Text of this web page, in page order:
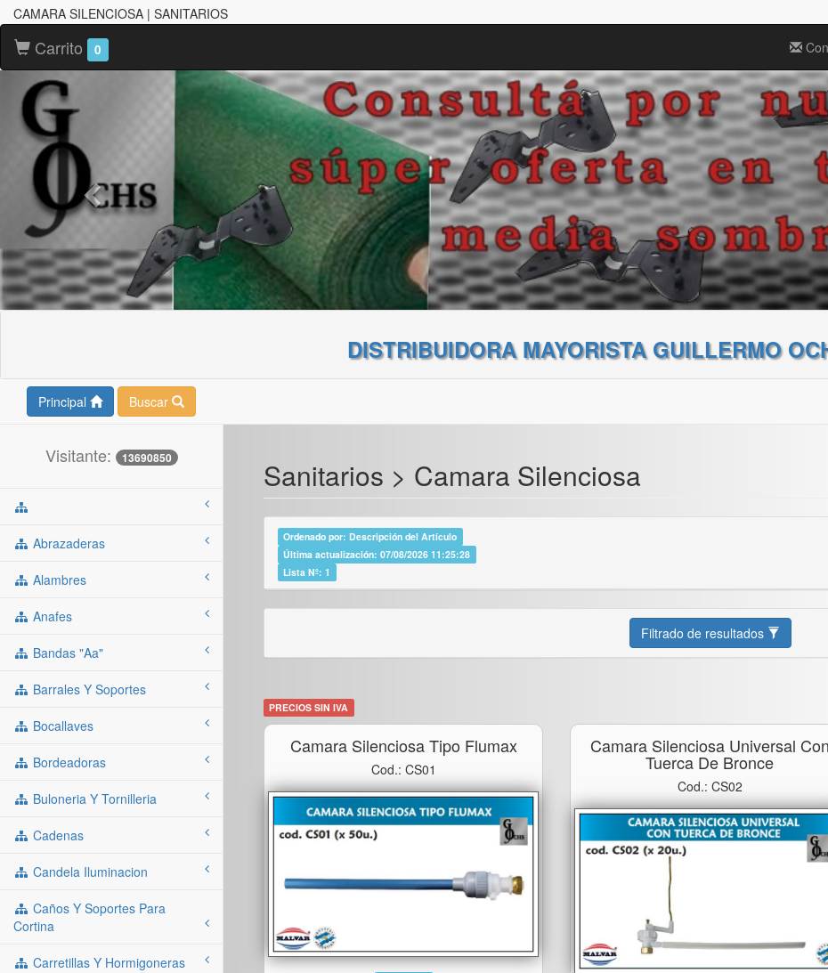
CAMARA SILENCIOSA | SANITARIOS
Carrito 0
DISTRIBUIDORA MAYORISTA GUILLERMO
Principal Buscar
Visitante: 13690850
Abrazaderas
Alambres
Anafes
Bandas "aa"
Barrales Y Soportes
Bocallaves
Bordeadoras
Buloneria Y Tornilleria
Cadenas
Candela Iluminacion
Caños Y Soportes Para
Cortina
Carretillas Y Hormigoneras
Sanitarios > Camara Silenciosa
Ordenado por: Descripción del Artículo
Última actualización: 07/08/2026 11:25:28
Lista Nº: 1
Filtrado de resultados
PRECIOS SIN IVA
Camara Silenciosa Tipo Flumax
Cod.: CS01
Camara Silenciosa Universal Con
Tuerca De Bronce
Cod.: CS02